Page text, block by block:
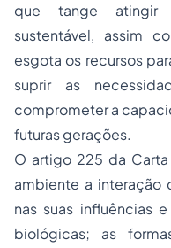
que tange atingir
sustentável, assim
esgota os recursos
suprir as
comprometer a
futuras gerações.
O artigo 225 da
ambiente a interação
nas suas influências
biológicas; as